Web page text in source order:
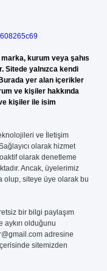
kurum veya şahıs
Sitede yalnızca kendi
Burada yer alan içerikler
ve kişiler hakkında
kişiler ile isim
ve İletişim
olarak hizmet
olarak denetleme
Ancak, üyelerimiz
olup, siteye üye olarak bu
bir bilgi paylaşım
olduğunu
adresine
sitemizden